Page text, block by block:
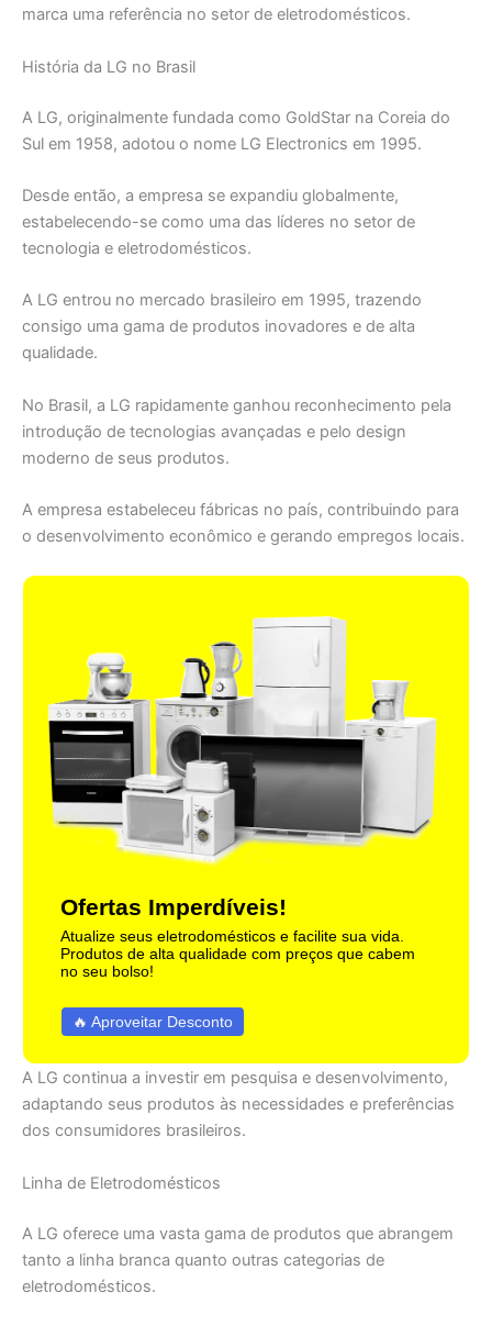
marca uma referência no setor de eletrodomésticos.
História da LG no Brasil
A LG, originalmente fundada como GoldStar na Coreia do
Sul em 1958, adotou o nome LG Electronics em 1995.
Desde então, a empresa se expandiu globalmente,
estabelecendo-se como uma das líderes no setor de
tecnologia e eletrodomésticos.
A LG entrou no mercado brasileiro em 1995, trazendo
consigo uma gama de produtos inovadores e de alta
qualidade.
No Brasil, a LG rapidamente ganhou reconhecimento pela
introdução de tecnologias avançadas e pelo design
moderno de seus produtos.
A empresa estabeleceu fábricas no país, contribuindo para
o desenvolvimento econômico e gerando empregos locais.
Ofertas Imperdíveis!
Atualize seus eletrodomésticos e facilite sua vida.
Produtos de alta qualidade com preços que cabem
no seu bolso!
🔥 Aproveitar Desconto
A LG continua a investir em pesquisa e desenvolvimento,
adaptando seus produtos às necessidades e preferências
dos consumidores brasileiros.
Linha de Eletrodomésticos
A LG oferece uma vasta gama de produtos que abrangem
tanto a linha branca quanto outras categorias de
eletrodomésticos.